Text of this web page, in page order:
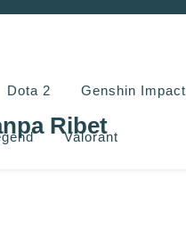
Ribet
Dota 2 Genshin Impact
Valorant